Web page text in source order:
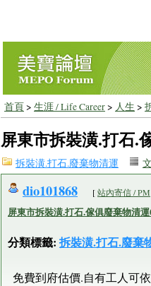
首頁> 生涯 / Life Career> 人生 >
屏東市拆裝潢.打石.
拆裝潢.打石.廢棄物清運
dio101868 [站內寄信 / PM
屏東市拆裝潢.打石.傢俱廢棄物清
分類標籤: 拆裝潢.打石.廢棄
免費到府估價.自有工人可